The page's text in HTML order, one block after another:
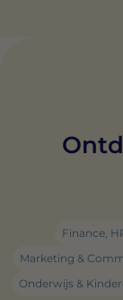
Finance,
Marketing &
Onderwijs &